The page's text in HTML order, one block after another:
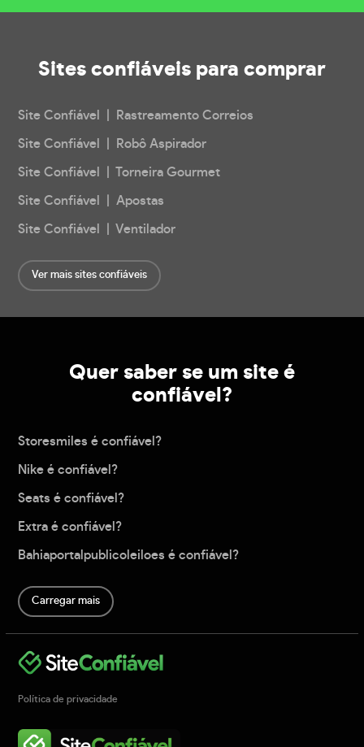
Sites confiáveis para comprar
Site Confiável | Rastreamento Correios
Site Confiável | Robô Aspirador
Site Confiável | Torneira Gourmet
Site Confiável | Apostas
Site Confiável | Ventilador
Ver mais sites confiáveis
Quer saber se um site é
confiável?
Storesmiles é confiável?
Nike é confiável?
Seats é confiável?
Extra é confiável?
Bahiaportalpublicoleiloes é confiável?
Carregar mais
Política de privacidade